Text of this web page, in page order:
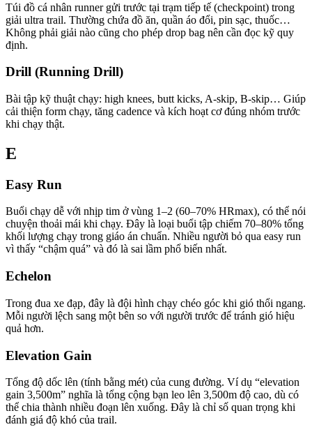
Túi đồ cá nhân runner gửi trước tại trạm tiếp tế (checkpoint) trong
giải ultra trail. Thường chứa đồ ăn, quần áo đổi, pin sạc, thuốc…
Không phải giải nào cũng cho phép drop bag nên cần đọc kỹ quy
định.
Drill (Running Drill)
Bài tập kỹ thuật chạy: high knees, butt kicks, A-skip, B-skip… Giúp
cải thiện form chạy, tăng cadence và kích hoạt cơ đúng nhóm trước
khi chạy thật.
E
Easy Run
Buổi chạy dễ với nhịp tim ở vùng 1–2 (60–70% HRmax), có thể nói
chuyện thoải mái khi chạy. Đây là loại buổi tập chiếm 70–80% tổng
khối lượng chạy trong giáo án chuẩn. Nhiều người bỏ qua easy run
vì thấy “chậm quá” và đó là sai lầm phổ biến nhất.
Echelon
Trong đua xe đạp, đây là đội hình chạy chéo góc khi gió thổi ngang.
Mỗi người lệch sang một bên so với người trước để tránh gió hiệu
quả hơn.
Elevation Gain
Tổng độ dốc lên (tính bằng mét) của cung đường. Ví dụ “elevation
gain 3,500m” nghĩa là tổng cộng bạn leo lên 3,500m độ cao, dù có
thể chia thành nhiều đoạn lên xuống. Đây là chỉ số quan trọng khi
đánh giá độ khó của trail.